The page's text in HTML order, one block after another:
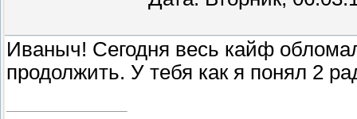
Иваныч! Сегодня весь кайф
продолжить. У тебя как я понял 2